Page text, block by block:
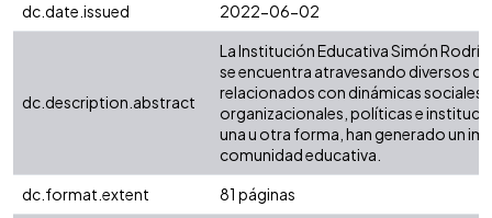
dc.date.issued
2022-06-02
dc.description.abstract
La Institución Educativa Simón
se encuentra atravesando diversos
relacionados con dinámicas sociales,
organizacionales, políticas e
una u otra forma, han generado un
comunidad educativa.
dc.format.extent
81 páginas